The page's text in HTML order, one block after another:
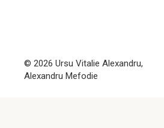
© 2026 Ursu Vitalie Alexandru,
Alexandru Mefodie